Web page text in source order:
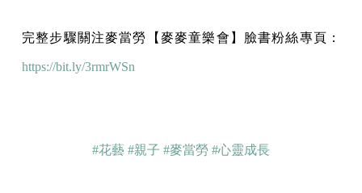
完整步驟關注麥當勞【麥麥童樂會】臉書粉絲專頁：
https://bit.ly/3rmrWSn
#花藝 #親子 #麥當勞 #心靈成長